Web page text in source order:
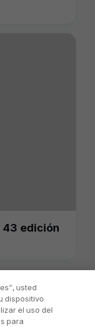
usted
dispositivo
el uso del
para